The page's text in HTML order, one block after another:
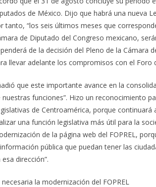
de México. Dijo que habrá una nueva
tanto, “los seis últimos meses que
de Diputado del Congreso mexicano,
de la decisión del Pleno de la Cámara
llevar adelante los compromisos con el Foro
que este importante avance en la
nuestras funciones”. Hizo un reconocimiento
de Centroamérica, porque
una función legislativa más útil para la
de la página web del FOPREL,
pública que puedan tener las
esa dirección”.
necesaria la modernización del FOPREL